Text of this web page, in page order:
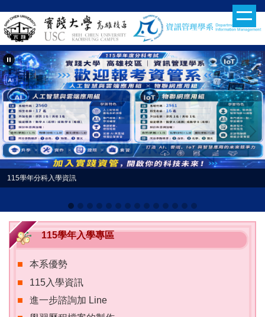
到
主
要
內
容
區
系上社團課外活動
115學年分科入學資訊
115學年入學專區
本系優勢
115入學資訊
進一步諮詢加 Line